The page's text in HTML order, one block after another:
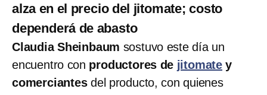
alza en el precio del jitomate; costo
dependerá de abasto
Claudia Sheinbaum sostuvo este día un
encuentro con productores de jitomate y
comerciantesdel producto, con quienes